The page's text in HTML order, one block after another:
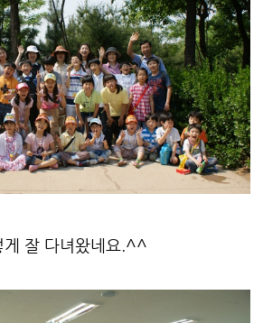
게 잘 다녀왔네요.^^